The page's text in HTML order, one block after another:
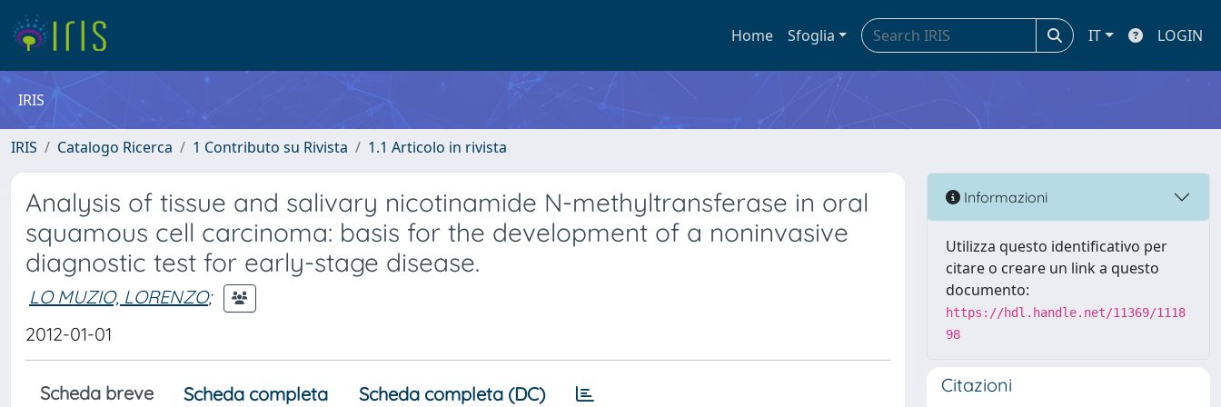
Home Sfoglia IT LOGIN
IRIS
IRIS Catalogo Ricerca 1 Contributo su Rivista 1.1 Articolo in rivista
Analysis of tissue and salivary nicotinamide N-methyltransferase in oral
squamous cell carcinoma: basis for the development of a noninvasive
diagnostic test for early-stage disease.
LO MUZIO, LORENZO;
2012-01-01
Scheda breve Scheda completa Scheda completa (DC)
Informazioni
Utilizza questo identificativo per
citare o creare un link a questo
documento:
https://hdl.handle.net/11369/1118
98
Citazioni